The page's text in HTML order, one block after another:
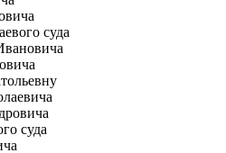
суда
суда